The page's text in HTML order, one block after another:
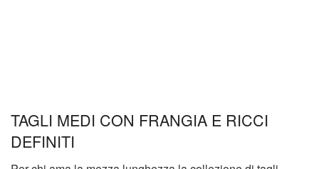
TAGLI MEDI CON FRANGIA E RICCI
DEFINITI